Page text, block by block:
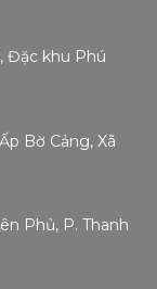
Đặc khu Phú
Bờ Cảng, Xã
Phủ, P. Thanh